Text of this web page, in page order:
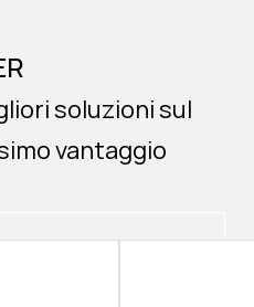
soluzioni sul
vantaggio